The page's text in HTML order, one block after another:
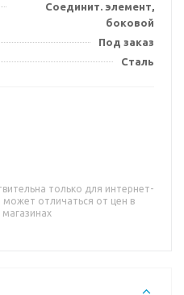
Соединит. элемент,
боковой
Под заказ
Сталь
только для интернет-
может отличаться от цен в